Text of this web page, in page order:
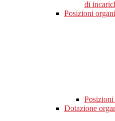
di
Posizioni
Dotazione